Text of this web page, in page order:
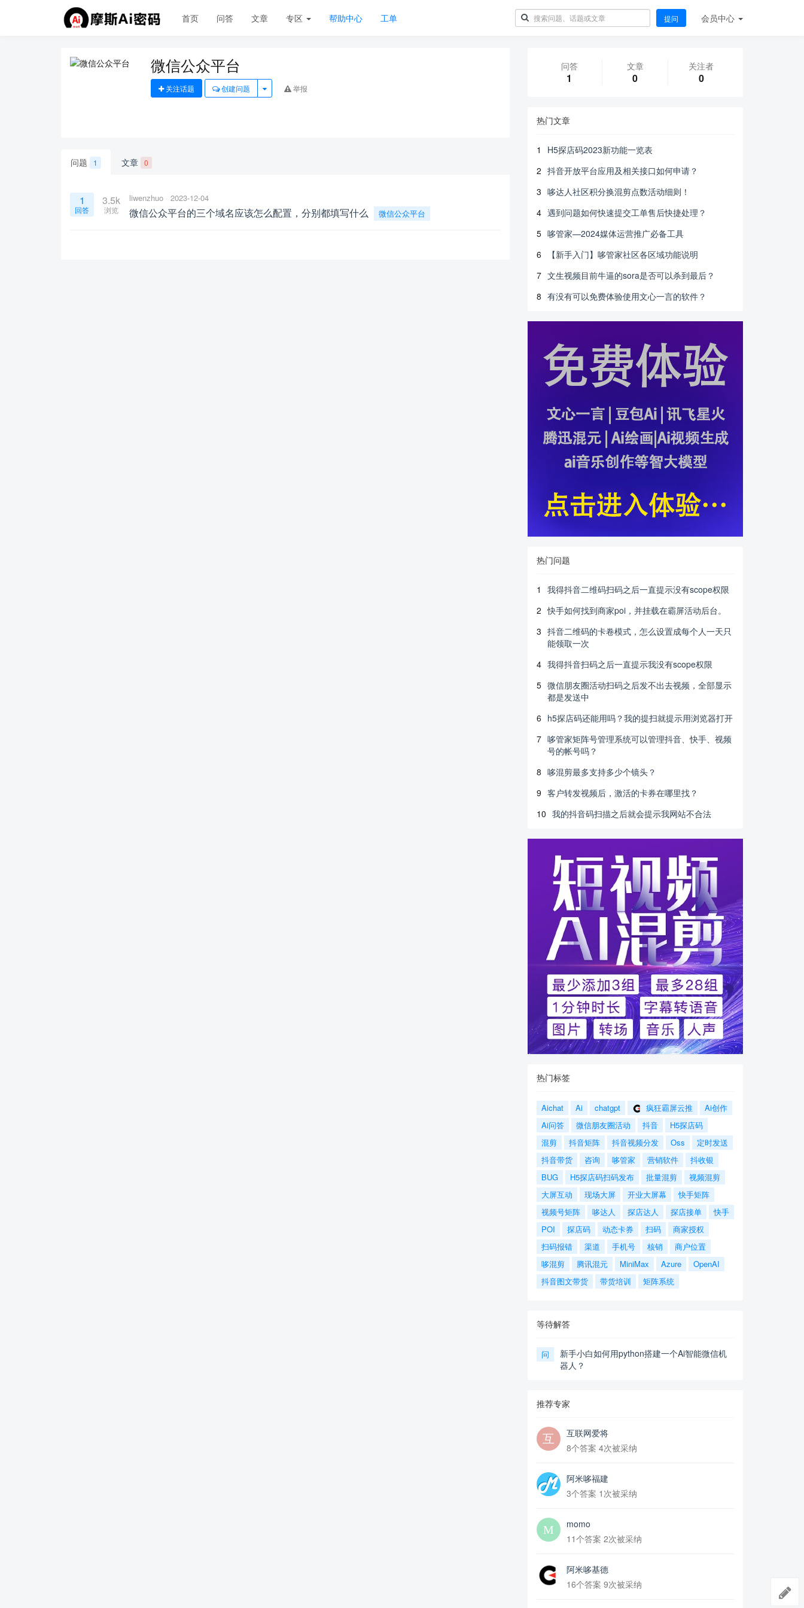
首页 问答 文章 专区 帮助中心 工单 提问 会员中心
微信公众平台
关注话题 创建问题 举报
问题 1 文章 0
1
回答
3.5k
浏览
liwenzhuo 2023-12-04
微信公众平台的三个域名应该怎么配置，分别都填写什么 微信公众平台
问答
1
文章
0
关注者
0
热门文章
1
H5探店码2023新功能一览表
2 抖音开放平台应用及相关接口如何申请？
3 哆达人社区积分换混剪点数活动细则！
4 遇到问题如何快速提交工单售后快捷处理？
5 哆管家—2024媒体运营推广必备工具
6
【新手入门】哆管家社区各区域功能说明
7 文生视频目前牛逼的sora是否可以杀到最后？
8 有没有可以免费体验使用文心一言的软件？
热门问题
1
我得抖音二维码扫码之后一直提示没有scope权限
2 快手如何找到商家poi，并挂载在霸屏活动后台。
3 抖音二维码的卡卷模式，怎么设置成每个人一天只
能领取一次
4 我得抖音扫码之后一直提示我没有scope权限
5 微信朋友圈活动扫码之后发不出去视频，全部显示
都是发送中
6 h5探店码还能用吗？我的提扫就提示用浏览器打开
7 哆管家矩阵号管理系统可以管理抖音、快手、视频
号的帐号吗？
8 哆混剪最多支持多少个镜头？
9 客户转发视频后，激活的卡券在哪里找？
10 我的抖音码扫描之后就会提示我网站不合法
热门标签
Aichat Ai chatgpt 疯狂霸屏云推
Ai创作
Ai问答
微信朋友圈活动 抖音
H5探店码
混剪
抖音矩阵 抖音视频分发 Oss
定时发送
抖音带货
咨询 哆管家 营销软件
抖收银
BUG
H5探店码扫码发布 批量混剪
视频混剪
大屏互动
现场大屏 开业大屏幕
快手矩阵
视频号矩阵
哆达人 探店达人 探店接单
快手
POI
探店码 动态卡券 扫码
商家授权
扫码报错
渠道 手机号 核销
商户位置
哆混剪
腾讯混元 MiniMax Azure
OpenAI
抖音图文带货
带货培训 矩阵系统
等待解答
问
新手小白如何用python搭建一个Ai智能微信机
器人？
推荐专家
互联网爱将
8个答案 4次被采纳
阿米哆福建
3个答案 1次被采纳
momo
11个答案 2次被采纳
阿米哆基德
16个答案 9次被采纳